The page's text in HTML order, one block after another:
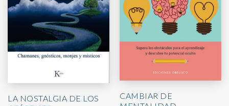
LA NOSTALGIA DE LOS
CAMBIAR DE